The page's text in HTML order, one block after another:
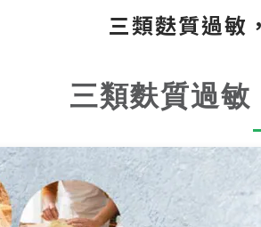
三類麩質過敏
三類麩質過敏